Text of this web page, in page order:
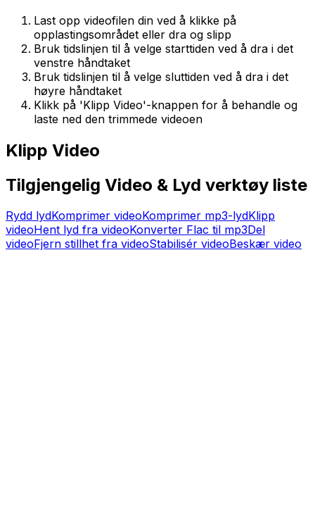
Last opp videofilen din ved å klikke på
opplastingsområdet eller dra og slipp
Bruk tidslinjen til å velge starttiden ved å dra i det
venstre håndtaket
Bruk tidslinjen til å velge sluttiden ved å dra i det
høyre håndtaket
Klikk på 'Klipp Video'-knappen for å behandle og
laste ned den trimmede videoen
Klipp Video
Tilgjengelig Video & Lyd verktøy liste
Rydd lydKomprimer videoKomprimer mp3-lydKlipp
videoHent lyd fra videoKonverter Flac til mp3Del
videoFjern stillhet fra videoStabilisér videoBeskær video